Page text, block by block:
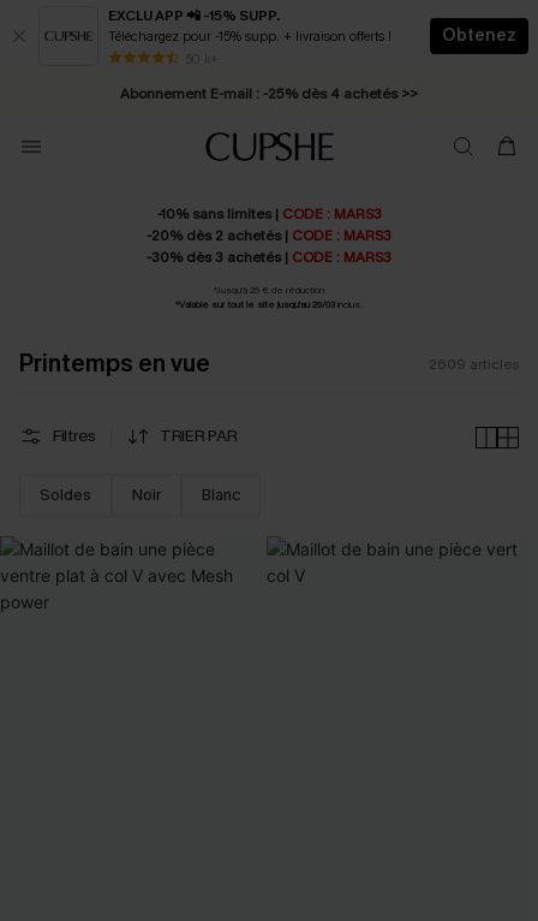
EXCLU APP 📲 -15% SUPP.
Téléchargez pour -15% supp. + livraison offerts !
50 k+
Obtenez
* Livraison éclair 2-3 jours ouvrés >>
Abonnement E-mail : -25% dès 4 achetés >>
-10% sans limites | CODE : MARS3
-20% dès 2 achetés | CODE : MARS3
-30% dès 3 achetés | CODE : MARS3
*Jusqu'à 25 € de réduction
*Valable sur tout le site jusqu'au 29/03inclus.
Printemps en vue 2609 articles
Filtres TRIER PAR
Soldes Noir Blanc